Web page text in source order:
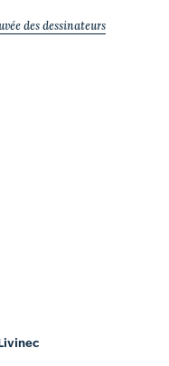
des dessinateurs